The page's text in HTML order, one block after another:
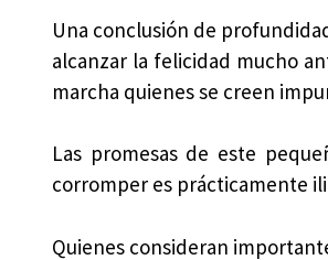
Una conclusión de
alcanzar la felicidad mucho
marcha quienes se creen
Las promesas de este
corromper es prácticamente
Quienes consideran